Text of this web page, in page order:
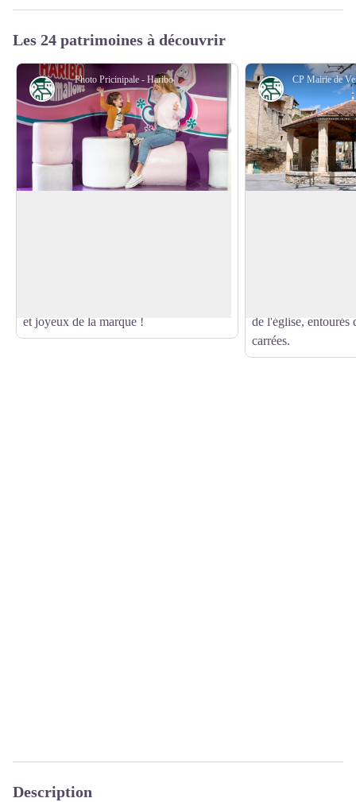
Les 24 patrimoines à découvrir
Photo Pricinipale - Haribo
Patrimoine
et joyeux de la marque !
Patrimoine
de l'église, entourés
carrées.
Description